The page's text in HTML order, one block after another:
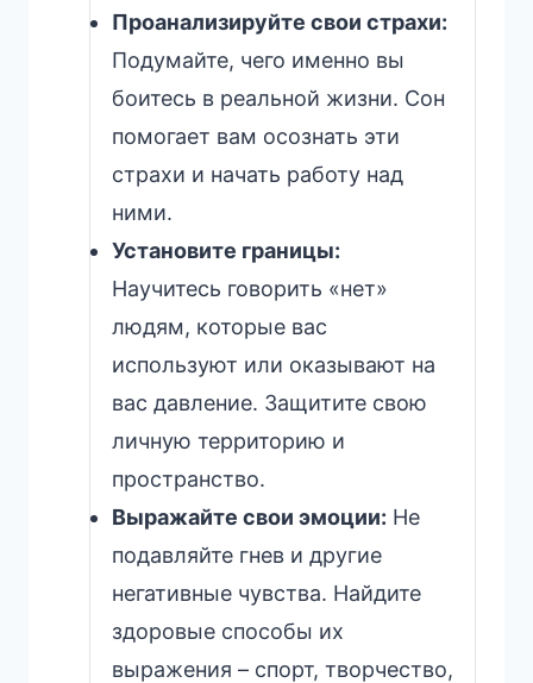
Проанализируйте свои страхи:
Подумайте, чего именно вы
боитесь в реальной жизни. Сон
помогает вам осознать эти
страхи и начать работу над
ними.
Установите границы:
Научитесь говорить «нет»
людям, которые вас
используют или оказывают на
вас давление. Защитите свою
личную территорию и
пространство.
Выражайте свои эмоции: Не
подавляйте гнев и другие
негативные чувства. Найдите
здоровые способы их
выражения – спорт, творчество,